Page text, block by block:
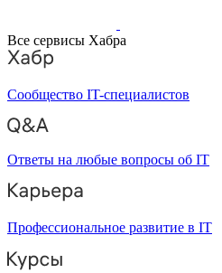
Все сервисы Хабра
Сообщество IT-специалистов
Ответы на любые вопросы об IT
Профессиональное развитие в IT